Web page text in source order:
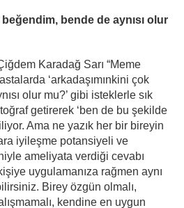
bende de aynısı olur
Karadağ Sarı “Meme
‘arkadaşımınkini çok
olur mu?’ gibi isteklerle sık
getirerek ‘ben de bu şekilde
Ama ne yazık her bir bireyin
iyileşme potansiyeli ve
ameliyata verdiği cevabı
uygulamanıza rağmen aynı
Birey özgün olmalı,
kendine en uygun